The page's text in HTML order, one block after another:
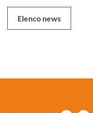
Elenco news